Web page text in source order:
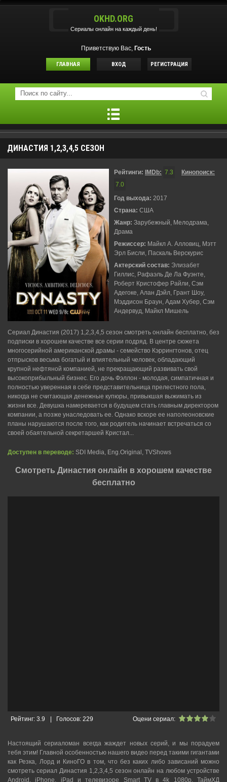
OKHD.ORG
Сериалы онлайн на каждый день!
Приветствую Вас, Гость
ГЛАВНАЯ ВХОД РЕГИСТРАЦИЯ
ДИНАСТИЯ 1,2,3,4,5 СЕЗОН
Рейтинги: IMDb: 7.3
Кинопоиск:
7.0
Год выхода: 2017
Страна: США
Жанр: Зарубежный, Мелодрама,
Драма
Режиссер: Майкл А. Алловиц, Мэтт
Эрл Бисли, Паскаль Верскурис
Актерский состав: Элизабет
Гиллис, Рафаэль Де Ла Фуэнте,
Роберт Кристофер Райли, Сэм
Адегоке, Алан Дэйл, Грант Шоу,
Мэддисон Браун, Адам Хубер, Сэм
Андервуд, Майкл Мишель
Сериал Династия (2017) 1,2,3,4,5 сезон смотреть онлайн бесплатно, без
подписки в хорошем качестве все серии подряд. В центре сюжета
многосерийной американской драмы - семейство Кэррингтонов, отец
отпрысков весьма богатый и влиятельный человек, обладающий
крупной нефтяной компанией, не прекращающий развивать свой
высокоприбыльный бизнес. Его дочь Фэллон - молодая, симпатичная и
полностью уверенная в себе представительница прелестного пола,
никогда не считающая денежные купюры, привыкшая выжимать из
жизни все. Девушка намеревается в будущем стать главным директором
компании, а позже унаследовать ее. Однако вскоре ее наполеоновские
планы нарушаются после того, как родитель начинает встречаться со
своей обаятельной секретаршей Кристал...
Доступен в переводе: SDI Media, Eng.Original, TVShows
Смотреть Династия онлайн в хорошем качестве
бесплатно
Оцени сериал:
Рейтинг: 3.9 Голосов:229
Настоящий сериаломан всегда жаждет новых серий, и мы порадуем
тебя этим! Главной особенностью нашего видео перед такими гигантами
как Резка, Лорд и КиноГО в том, что без каких либо зависаний можно
смотреть cериал Династия 1,2,3,4,5 сезон онлайн на любом устройстве
Android, iPhone, iPad и телевизоре Smart TV в 4k 1080p. ТаймХД